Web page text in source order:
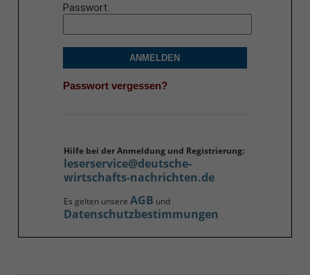
Passwort
ANMELDEN
Passwort vergessen?
Hilfe bei der Anmeldung und Registrierung:
leserservice@deutsche-
wirtschafts-nachrichten.de
Es gelten unsere AGB und
Datenschutzbestimmungen